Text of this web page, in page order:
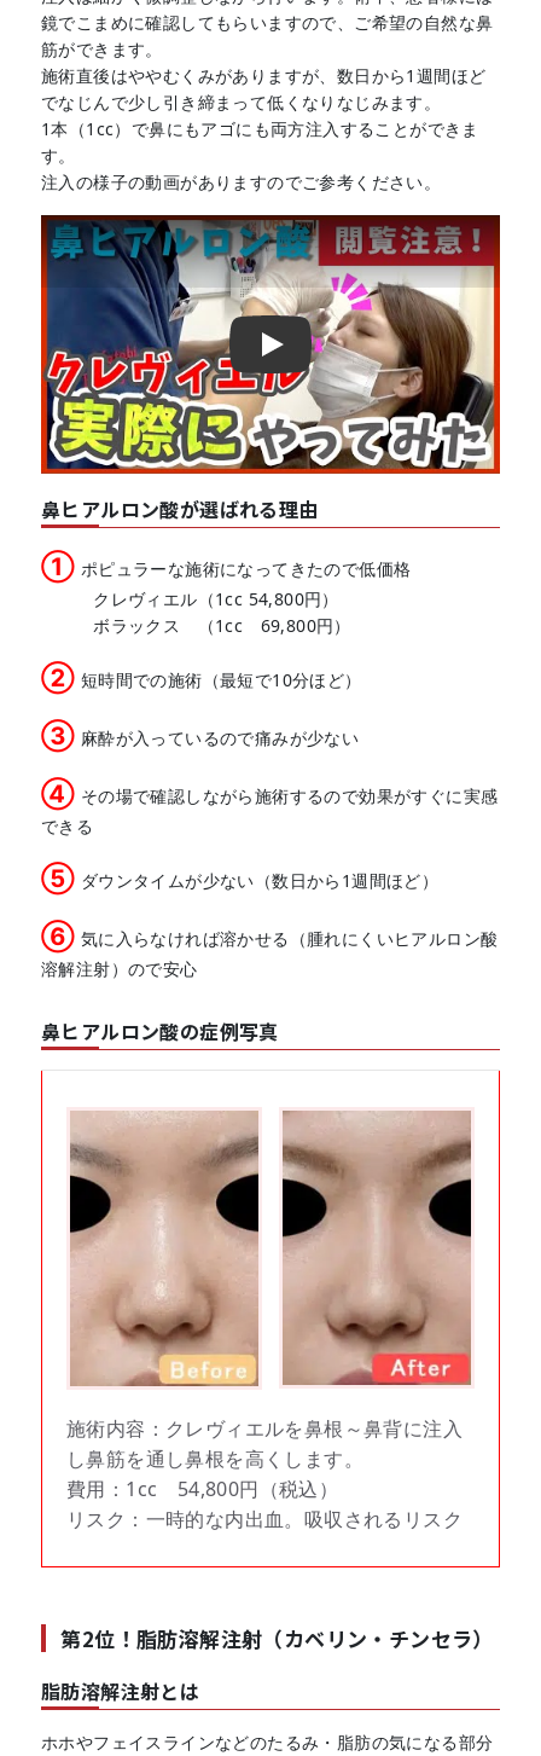
鏡でこまめに確認してもらいますので、ご希望の自然な鼻
筋ができます。
施術直後はややむくみがありますが、数日から1週間ほど
でなじんで少し引き締まって低くなりなじみます。
1本（1cc）で鼻にもアゴにも両方注入することができま
す。
注入の様子の動画がありますのでご参考ください。
Play
鼻ヒアルロン酸が選ばれる理由
① ポピュラーな施術になってきたので低価格
クレヴィエル（1cc 54,800円）
ボラックス （1cc 69,800円）
② 短時間での施術（最短で10分ほど）
③ 麻酔が入っているので痛みが少ない
④ その場で確認しながら施術するので効果がすぐに実感
できる
⑤ ダウンタイムが少ない（数日から1週間ほど）
⑥ 気に入らなければ溶かせる（腫れにくいヒアルロン酸
溶解注射）ので安心
鼻ヒアルロン酸の症例写真
施術内容：クレヴィエルを鼻根～鼻背に注入
し鼻筋を通し鼻根を高くします。
費用：1cc 54,800円（税込）
リスク：一時的な内出血。吸収されるリスク
第2位！脂肪溶解注射（カベリン・チンセラ）
脂肪溶解注射とは
ホホやフェイスラインなどのたるみ・脂肪の気になる部分